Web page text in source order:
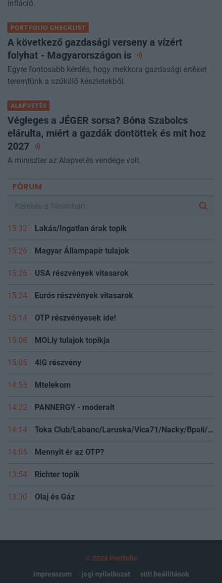
infláció.
PORTFOLIO CHECKLIST
A következő gazdasági verseny a vízért
folyhat - Magyarországon is
Egyre fontosabb kérdés, hogy mekkora gazdasági értéket
teremtünk a szűkülő készletekből.
ALAPVETÉS
Végleges a JÉGER sorsa? Bóna Szabolcs
elárulta, miért a gazdák döntöttek és mit hoz
2027
A miniszter az Alapvetés vendége volt.
FÓRUM
15:32 Lakás/Ingatlan árak topik
15:26 Magyar Állampapír tulajok
15:26 USA részvények vitasarok
15:24 Eurós részvények vitasarok
15:14 OTP részvényesek ide!
15:08 MOLly tulajok topikja
15:05 4IG részvény
14:55 Mtelekom
14:22 PANNERGY - moderalt
14:14 Toka Club/Labanc/Laruska/Vica71/Nacky/Bpali/Oldrider/Josefernando/Mcbull/Kawaszabi
14:05 Mennyit ér az OTP?
13:54 Richter topik
13:30 Olaj és Gáz
© 2026 Portfolio
impresszum
jogi nyilatkozat süti beállítások